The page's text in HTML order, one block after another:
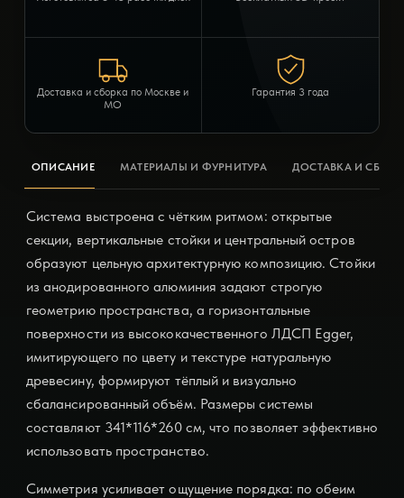
Доставка и сборка по Москве и
МО
Гарантия 3 года
ОПИСАНИЕ МАТЕРИАЛЫ И ФУРНИТУРА ДОСТАВКА И
Система выстроена с чётким ритмом: открытые
секции, вертикальные стойки и центральный остров
образуют цельную архитектурную композицию. Стойки
из анодированного алюминия задают строгую
геометрию пространства, а горизонтальные
поверхности из высококачественного ЛДСП Egger,
имитирующего по цвету и текстуре натуральную
древесину, формируют тёплый и визуально
сбалансированный объём. Размеры системы
составляют 341*116*260 см, что позволяет эффективно
использовать пространство.
Симметрия усиливает ощущение порядка: по обеим